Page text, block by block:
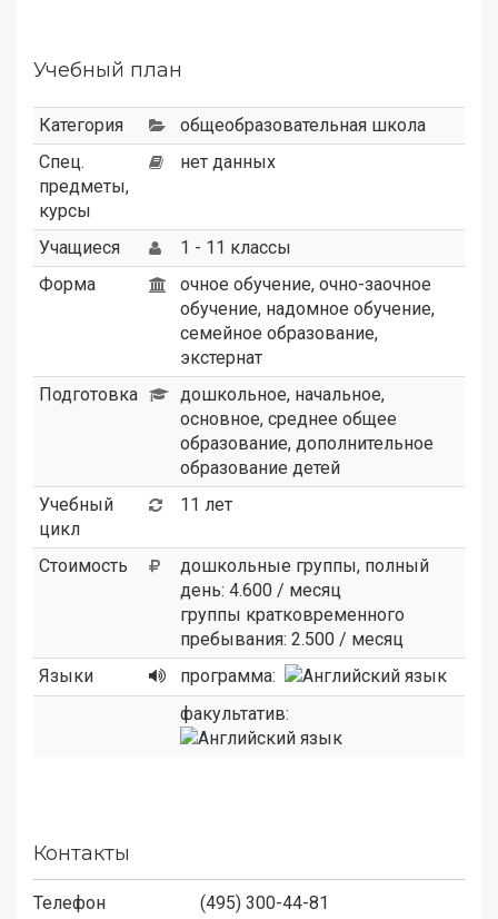
Учебный план
Категория
общеобразовательная школа
Спец.
предметы,
курсы
нет данных
Учащиеся
1 - 11 классы
Форма
очное обучение, очно-заочное
обучение, надомное обучение,
семейное образование,
экстернат
Подготовка
дошкольное, начальное,
основное, среднее общее
образование, дополнительное
образование детей
Учебный
цикл
11 лет
Стоимость
дошкольные группы, полный
день: 4.600 / месяц
группы кратковременного
пребывания: 2.500 / месяц
Языки
программа:
факультатив:
Контакты
Телефон
(495) 300-44-81